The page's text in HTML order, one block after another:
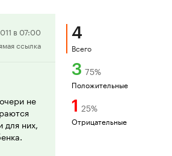
Положительная
рецензия
в 07:00
ссылка
не
для них,
4
Всего
3 75%
Положительные
1 25%
Отрицательные